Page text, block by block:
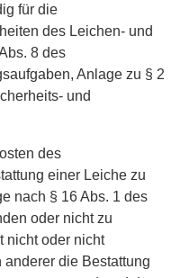
für die
des Leichen- und
8 des
Anlage zu § 2
und
des
einer Leiche zu
nach § 16 Abs. 1 des
oder nicht zu
nicht oder nicht
die Bestattung